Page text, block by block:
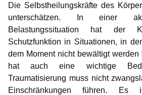
Die Selbstheilungskräfte des
unterschätzen. In einer
Belastungssituation hat der
Schutzfunktion in Situationen, in
dem Moment nicht bewältigt
hat auch eine wichtige
Traumatisierung muss nicht
Einschränkungen führen.